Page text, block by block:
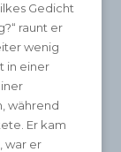
Gedicht
raunt er
wenig
in einer
während
Er kam
war er